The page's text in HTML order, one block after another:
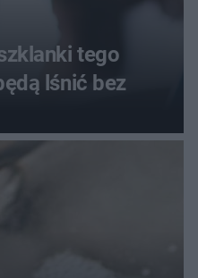
tego
lśnić bez